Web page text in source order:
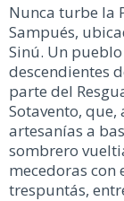
Nunca turbe la
Sampués,
Sinú. Un
descendientes
parte del
Sotavento,
artesanías a
sombrero
mecedoras con
trespuntás,